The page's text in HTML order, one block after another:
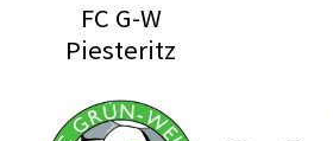
FC G-W
Piesteritz